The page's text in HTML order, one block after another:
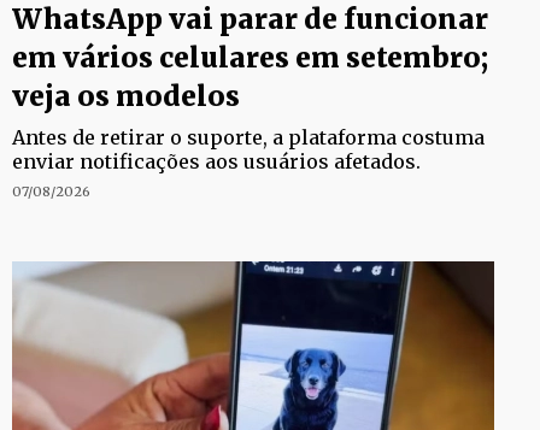
WhatsApp vai parar de funcionar
em vários celulares em setembro;
veja os modelos
Antes de retirar o suporte, a plataforma costuma
enviar notificações aos usuários afetados.
07/08/2026